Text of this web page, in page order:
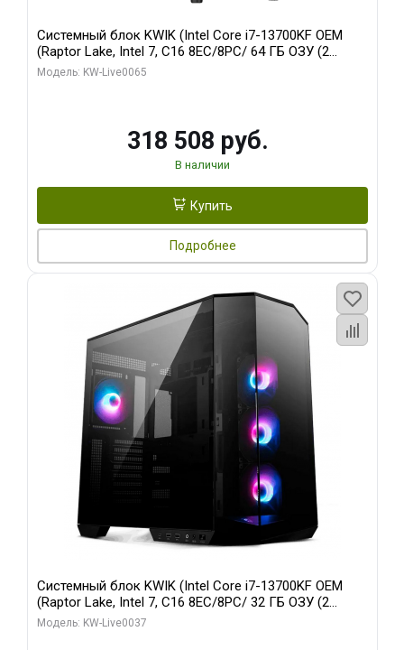
Системный блок KWIK (Intel Core i7-13700KF OEM
(Raptor Lake, Intel 7, C16 8EC/8PC/ 64 ГБ ОЗУ (2
модуля)/ ASUS RTX5080 PROART OC 16GB GDDR7
Модель: KW-Live0065
318 508 руб.
В наличии
Купить
Подробнее
Системный блок KWIK (Intel Core i7-13700KF OEM
(Raptor Lake, Intel 7, C16 8EC/8PC/ 32 ГБ ОЗУ (2
модуля)/ Gigabyte RTX5070 AERO OC 12GB GDDR7
Модель: KW-Live0037